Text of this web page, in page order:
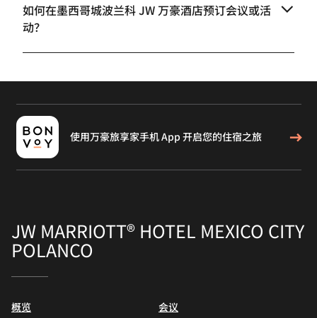
如何在墨西哥城波兰科 JW 万豪酒店预订会议或活
动？
使用万豪旅享家手机 App 开启您的住宿之旅
JW MARRIOTT® HOTEL MEXICO CITY
POLANCO
概览
会议